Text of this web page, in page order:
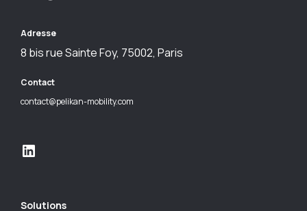
Adresse
8 bis rue Sainte Foy, 75002, Paris
Contact
contact@pelikan-mobility.com
Solutions